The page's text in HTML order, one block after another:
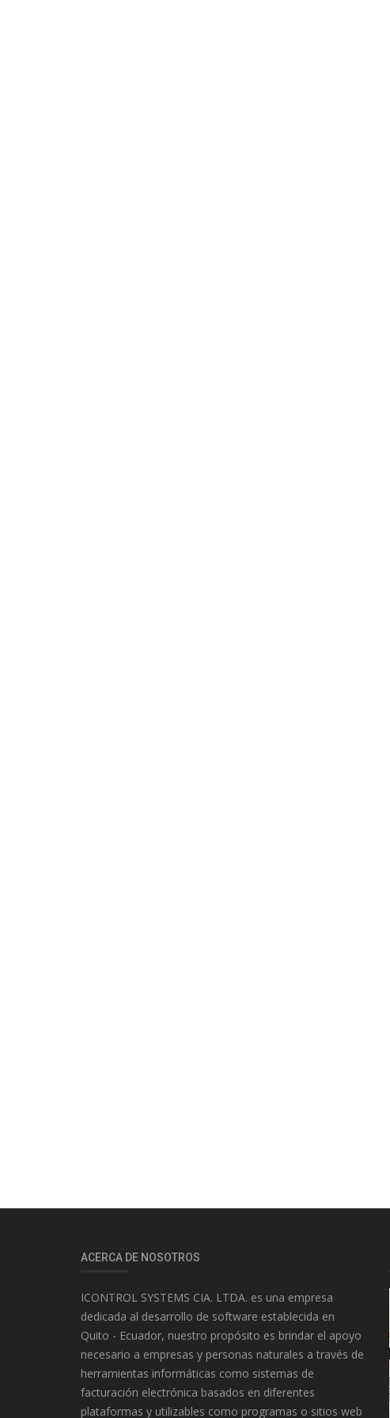
ACERCA DE NOSOTROS
ICONTROL SYSTEMS CIA. LTDA. es una empresa
dedicada al desarrollo de software establecida en
Quito - Ecuador, nuestro propósito es brindar el apoyo
necesario a empresas y personas naturales a través de
herramientas informáticas como sistemas de
facturación electrónica basados en diferentes
plataformas y utilizables como programas o sitios web